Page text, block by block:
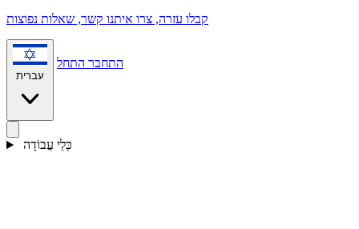
קבלו עזרה, צרו איתנו קשר, שאלות נפוצות
עברית
התחבר התחל
כְּלֵי עֲבוֹדָה